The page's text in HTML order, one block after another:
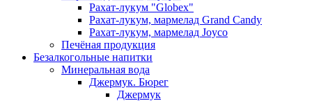
Рахат-лукум "Globex"
Рахат-лукум, мармелад Grand Candy
Рахат-лукум, мармелад Joyco
Печёная продукция
Безалкогольные напитки
Минеральная вода
Джермук. Бюрег
Джермук